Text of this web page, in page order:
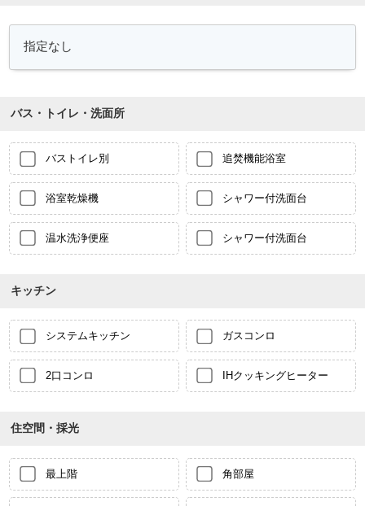
バス・トイレ・洗面所
バストイレ別 追焚機能浴室
浴室乾燥機 シャワー付洗面台
温水洗浄便座 シャワー付洗面台
キッチン
システムキッチン ガスコンロ
2口コンロ IHクッキングヒーター
住空間・採光
最上階 角部屋